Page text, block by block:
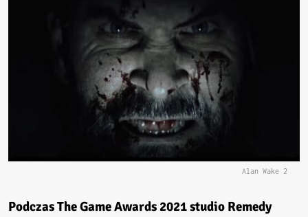
Alan Wake 2
Podczas The Game Awards 2021 studio Remedy